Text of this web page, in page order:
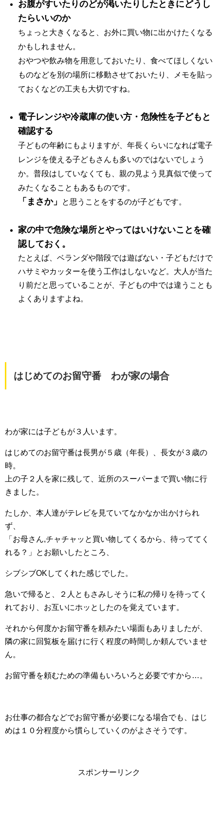
お腹がすいたりのどが渇いたりしたときにどうし
たらいいのか
ちょっと大きくなると、お外に買い物に出かけたくなる
かもしれません。
おやつや飲み物を用意しておいたり、食べてほしくない
ものなどを別の場所に移動させておいたり、メモを貼っ
ておくなどの工夫も大切ですね。
電子レンジや冷蔵庫の使い方・危険性を子どもと
確認する
子どもの年齢にもよりますが、年長くらいになれば電子
レンジを使える子どもさんも多いのではないでしょう
か。普段はしていなくても、親の見よう見真似で使って
みたくなることもあるものです。
「まさか」 と思うことをするのが子どもです。
家の中で危険な場所とやってはいけないことを確
認しておく。
たとえば、ベランダや階段では遊ばない・子どもだけで
ハサミやカッターを使う工作はしないなど。大人が当た
り前だと思っていることが、子どもの中では違うことも
よくありますよね。
はじめてのお留守番 わが家の場合
わが家には子どもが３人います。
はじめてのお留守番は長男が５歳（年長）、長女が３歳の
時。
上の子２人を家に残して、近所のスーパーまで買い物に行
きました。
たしか、本人達がテレビを見ていてなかなか出かけられ
ず、
「お母さん,チャチャッと買い物してくるから、待っててく
れる？」とお願いしたところ、
シブシブOKしてくれた感じでした。
急いで帰ると、２人ともさみしそうに私の帰りを待ってく
れており、お互いにホッとしたのを覚えています。
それから何度かお留守番を頼みたい場面もありましたが、
隣の家に回覧板を届けに行く程度の時間しか頼んでいませ
ん。
お留守番を頼むための準備もいろいろと必要ですから…。
お仕事の都合などでお留守番が必要になる場合でも、はじ
めは１０分程度から慣らしていくのがよさそうです。
スポンサーリンク